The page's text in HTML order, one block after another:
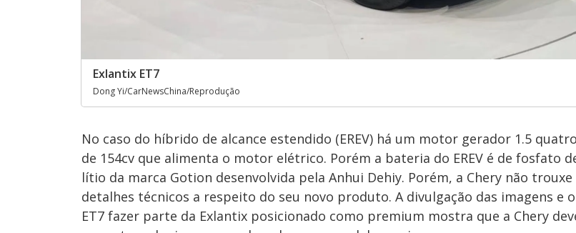
Exlantix ET7
Dong Yi/CarNewsChina/Reprodução
No caso do híbrido de alcance estendido (EREV) há um motor gerador 1.5
de 154cv que alimenta o motor elétrico. Porém a bateria do EREV é de fosfato
lítio da marca Gotion desenvolvida pela Anhui Dehiy. Porém, a Chery não trouxe
detalhes técnicos a respeito do seu novo produto. A divulgação das imagens e
ET7 fazer parte da Exlantix posicionado como premium mostra que a Chery